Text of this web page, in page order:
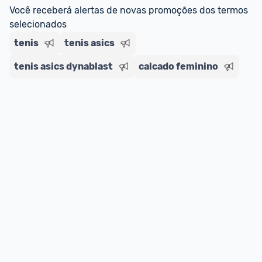
Entrega Expressa: A partir de 2 dias úteis.*
*Confira aqui
Você receberá alertas de novas promoções dos termos
selecionados
tenis
tenis asics
tenis asics dynablast calcado feminino